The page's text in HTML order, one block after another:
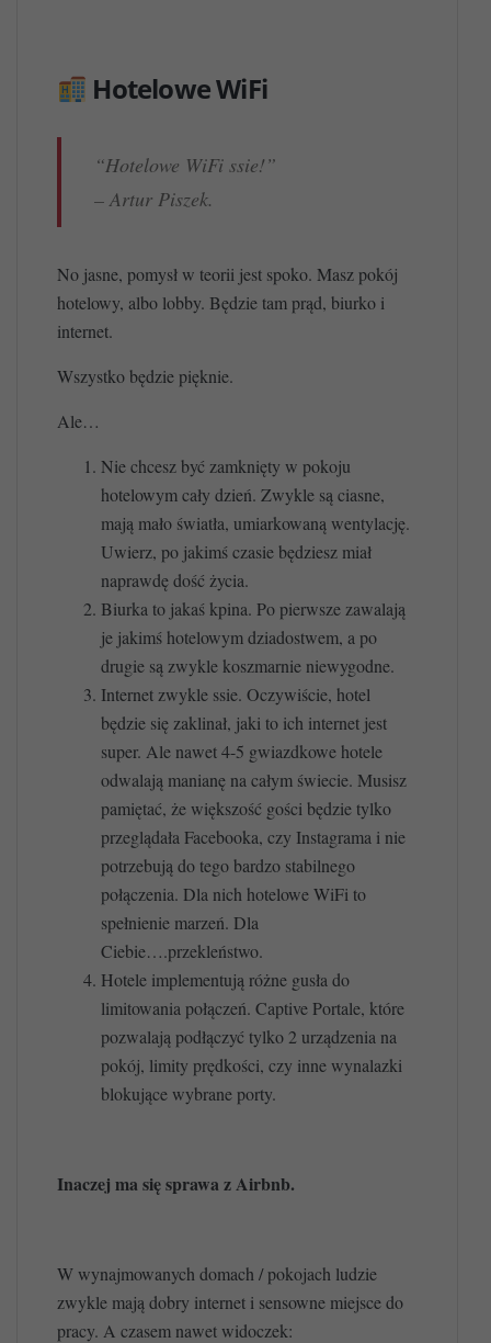
Hotelowe WiFi
“Hotelowe WiFi ssie!”
– Artur Piszek.
No jasne, pomysł w teorii jest spoko. Masz pokój
hotelowy, albo lobby. Będzie tam prąd, biurko i
internet.
Wszystko będzie pięknie.
Ale…
Nie chcesz być zamknięty w pokoju
hotelowym cały dzień. Zwykle są ciasne,
mają mało światła, umiarkowaną wentylację.
Uwierz, po jakimś czasie będziesz miał
naprawdę dość życia.
Biurka to jakaś kpina. Po pierwsze zawalają
je jakimś hotelowym dziadostwem, a po
drugie są zwykle koszmarnie niewygodne.
Internet zwykle ssie. Oczywiście, hotel
będzie się zaklinał, jaki to ich internet jest
super. Ale nawet 4-5 gwiazdkowe hotele
odwalają manianę na całym świecie. Musisz
pamiętać, że większość gości będzie tylko
przeglądała Facebooka, czy Instagrama i nie
potrzebują do tego bardzo stabilnego
połączenia. Dla nich hotelowe WiFi to
spełnienie marzeń. Dla
Ciebie….przekleństwo.
Hotele implementują różne gusła do
limitowania połączeń. Captive Portale, które
pozwalają podłączyć tylko 2 urządzenia na
pokój, limity prędkości, czy inne wynalazki
blokujące wybrane porty.
Inaczej ma się sprawa z Airbnb.
W wynajmowanych domach / pokojach ludzie
zwykle mają dobry internet i sensowne miejsce do
pracy. A czasem nawet widoczek: